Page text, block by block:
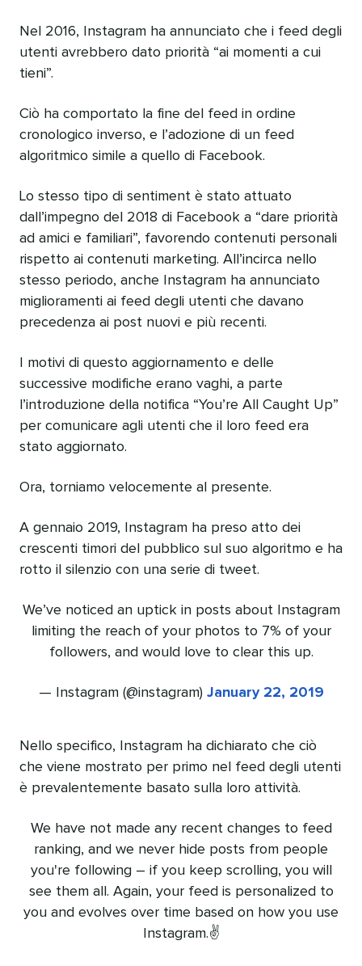
Nel 2016, Instagram ha annunciato che i feed degli
utenti avrebbero dato priorità “ai momenti a cui
tieni”.
Ciò ha comportato la fine del feed in ordine
cronologico inverso, e l’adozione di un feed
algoritmico simile a quello di Facebook.
Lo stesso tipo di sentiment è stato attuato
dall’impegno del 2018 di Facebook a “dare priorità
ad amici e familiari”, favorendo contenuti personali
rispetto ai contenuti marketing. All’incirca nello
stesso periodo, anche Instagram ha annunciato
miglioramenti ai feed degli utenti che davano
precedenza ai post nuovi e più recenti.
I motivi di questo aggiornamento e delle
successive modifiche erano vaghi, a parte
l’introduzione della notifica “You’re All Caught Up”
per comunicare agli utenti che il loro feed era
stato aggiornato.
Ora, torniamo velocemente al presente.
A gennaio 2019, Instagram ha preso atto dei
crescenti timori del pubblico sul suo algoritmo e ha
rotto il silenzio con una serie di tweet.
We’ve noticed an uptick in posts about Instagram
limiting the reach of your photos to 7% of your
followers, and would love to clear this up.
— Instagram (@instagram) January 22, 2019
Nello specifico, Instagram ha dichiarato che ciò
che viene mostrato per primo nel feed degli utenti
è prevalentemente basato sulla loro attività.
We have not made any recent changes to feed
ranking, and we never hide posts from people
you're following – if you keep scrolling, you will
see them all. Again, your feed is personalized to
you and evolves over time based on how you use
Instagram.✌️